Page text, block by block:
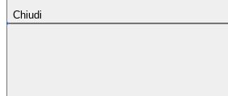
Chiudi